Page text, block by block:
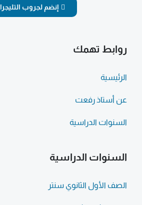
إنضم لجروب
روابط تهمك
الرئيسية
عن أستاذ رفعت
السنوات الدراسية
السنوات الدراسية
الصف الأول الثانوي سنتر